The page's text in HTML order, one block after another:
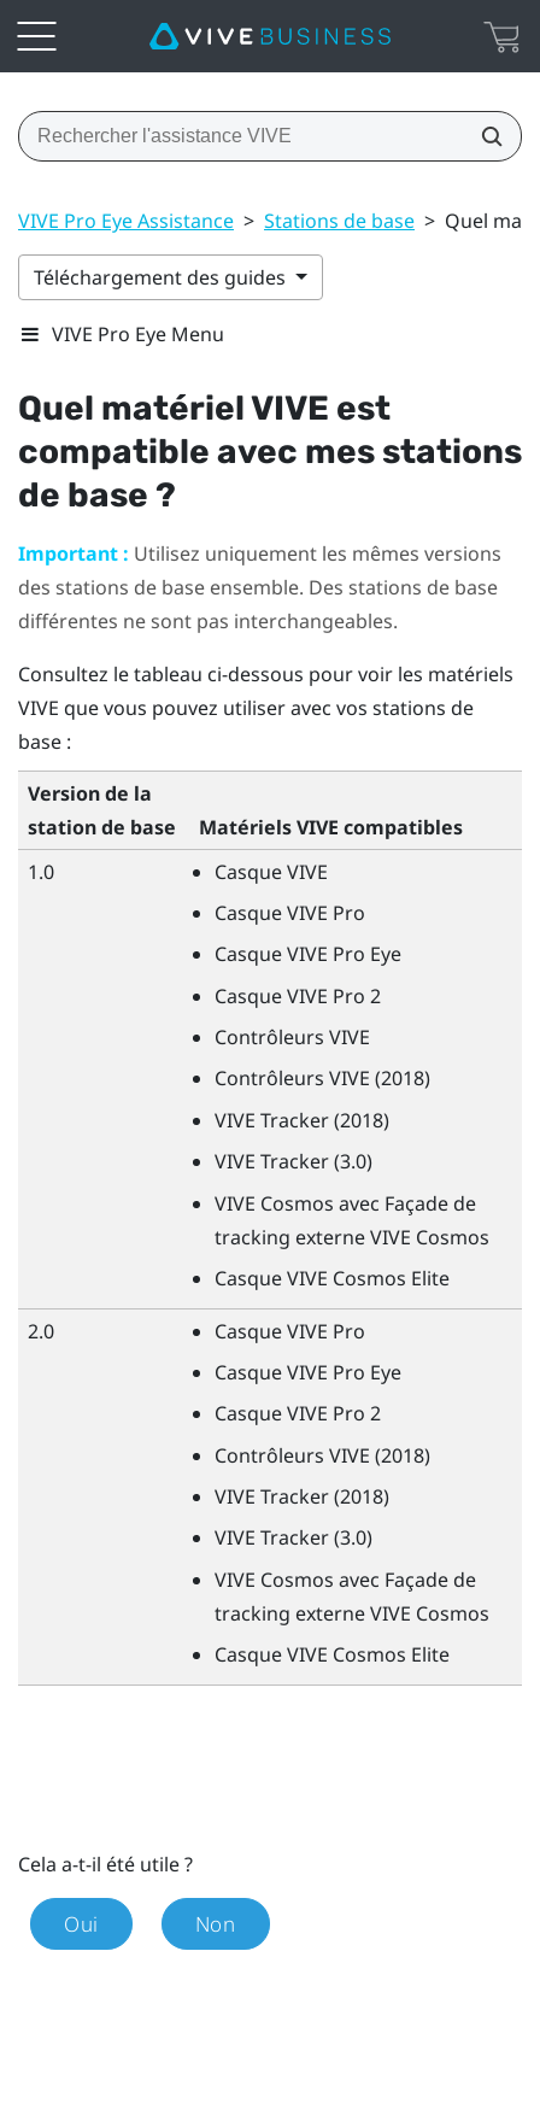
VIVE Pro Eye Assistance > Stations de base > Quel
Téléchargement des guides
VIVE Pro Eye Menu
Quel matérielVIVE est
compatible avec mes stations
de base ?
Important : Utilisez uniquement les mêmes versions
des stations de base ensemble. Des stations de base
différentes ne sont pas interchangeables.
Consultez le tableau ci-dessous pour voir les matériels
VIVE que vous pouvez utiliser avec vos stations de
base :
Version de la
station de base
MatérielsVIVE compatibles
1.0
CasqueVIVE
CasqueVIVE Pro
CasqueVIVE Pro Eye
CasqueVIVE Pro 2
Contrôleurs VIVE
Contrôleurs VIVE (2018)
VIVE Tracker (2018)
VIVE Tracker (3.0)
VIVE Cosmos avec Façade de
tracking externeVIVE Cosmos
CasqueVIVE Cosmos Elite
2.0
CasqueVIVE Pro
CasqueVIVE Pro Eye
CasqueVIVE Pro 2
Contrôleurs VIVE (2018)
VIVE Tracker (2018)
VIVE Tracker (3.0)
VIVE Cosmos avec Façade de
tracking externeVIVE Cosmos
CasqueVIVE Cosmos Elite
Cela a-t-il été utile ?
Oui Non